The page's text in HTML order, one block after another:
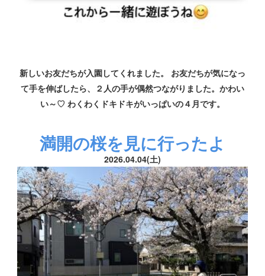
新しいお友だちが入園してくれました。 お友だちが気になっ
て手を伸ばしたら、２人の手が偶然つながりました。かわい
い～♡ わくわくドキドキがいっぱいの４月です。
満開の桜を見に行ったよ
2026.04.04(土)